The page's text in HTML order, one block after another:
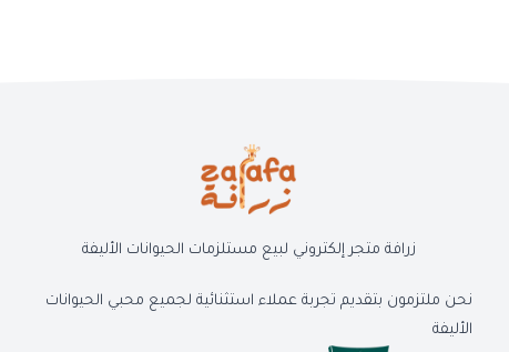
زرافة متجر إلكتروني لبيع مستلزمات الحيوانات الأليفة
نحن ملتزمون بتقديم تجربة عملاء استثنائية لجميع محبي الحيوانات
الأليفة